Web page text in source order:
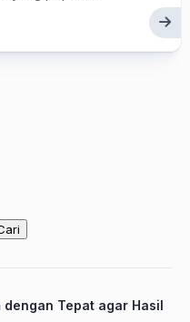
dengan Tepat agar Hasil